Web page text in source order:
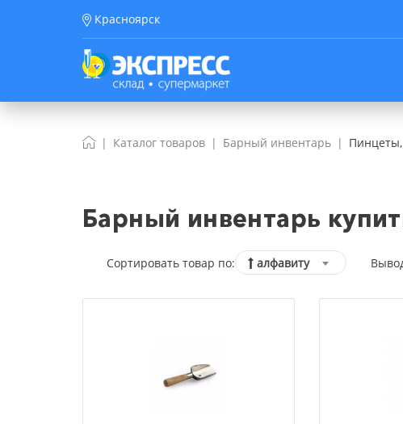
Красноярск
Каталог товаров Барный инвентарь Пинцеты,
Барный инвентарь
Сортировать товар по: алфавиту